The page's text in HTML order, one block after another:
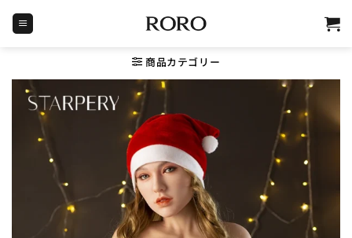
content
商品カテゴリー